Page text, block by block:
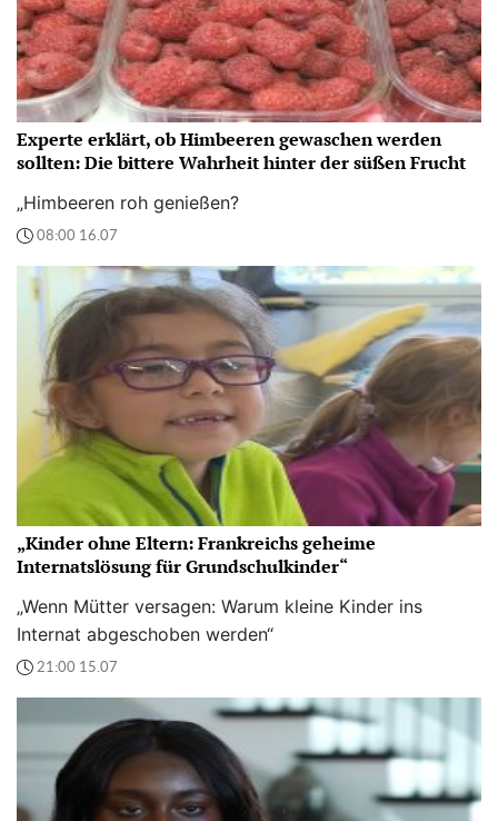
Experte erklärt, ob Himbeeren gewaschen werden
sollten: Die bittere Wahrheit hinter der süßen Frucht
„Himbeeren roh genießen?
08:00 16.07
„Kinder ohne Eltern: Frankreichs geheime
Internatslösung für Grundschulkinder“
„Wenn Mütter versagen: Warum kleine Kinder ins
Internat abgeschoben werden“
21:00 15.07